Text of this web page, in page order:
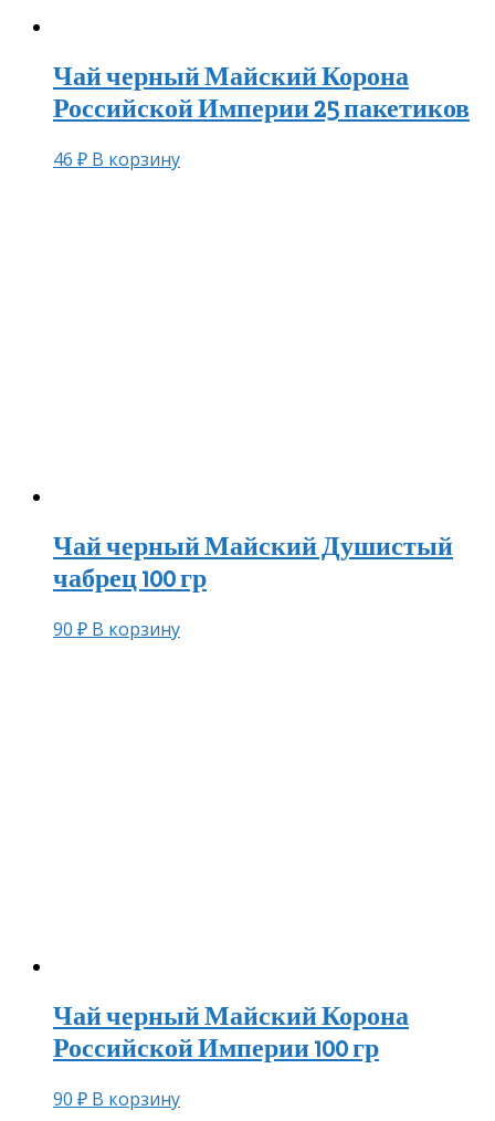
Чай черный Майский Корона
Российской Империи 25 пакетиков
46 ₽ В корзину
Чай черный Майский Душистый
чабрец 100 гр
90 ₽ В корзину
Чай черный Майский Корона
Российской Империи 100 гр
90 ₽ В корзину